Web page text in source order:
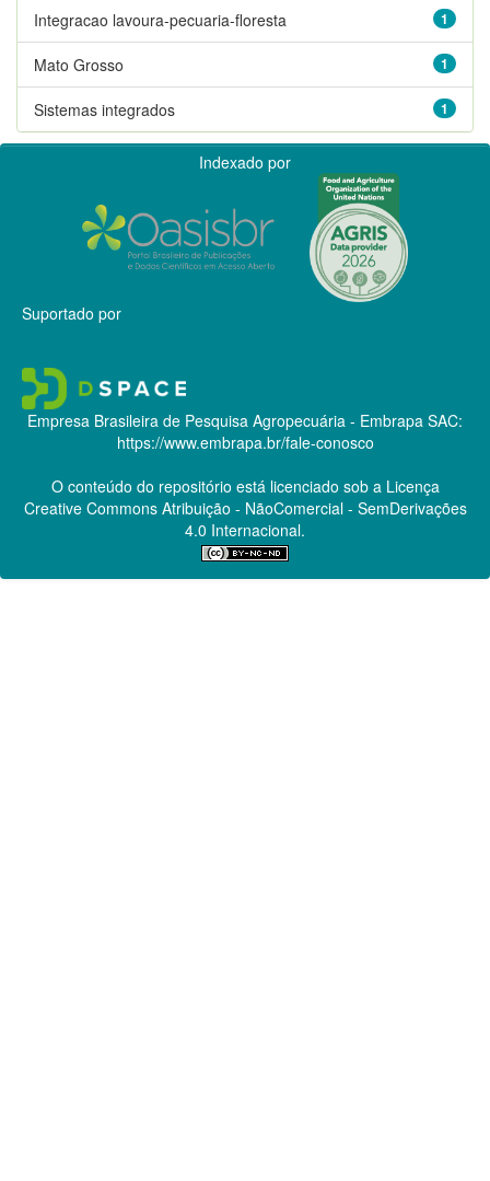
1
Integracao lavoura-pecuaria-floresta
1
Mato Grosso
1
Sistemas integrados
Indexado por
Suportado por
Empresa Brasileira de Pesquisa Agropecuária - Embrapa SAC:
https://www.embrapa.br/fale-conosco
O conteúdo do repositório está licenciado sob a Licença
Creative CommonsAtribuição - NãoComercial - SemDerivações
4.0 Internacional.